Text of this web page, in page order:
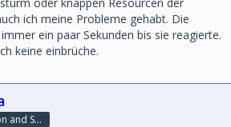
ich meine Probleme gehabt. Die
ein paar Sekunden bis sie reagierte.
keine einbrüche.
Be more Karlson and Susi ♥